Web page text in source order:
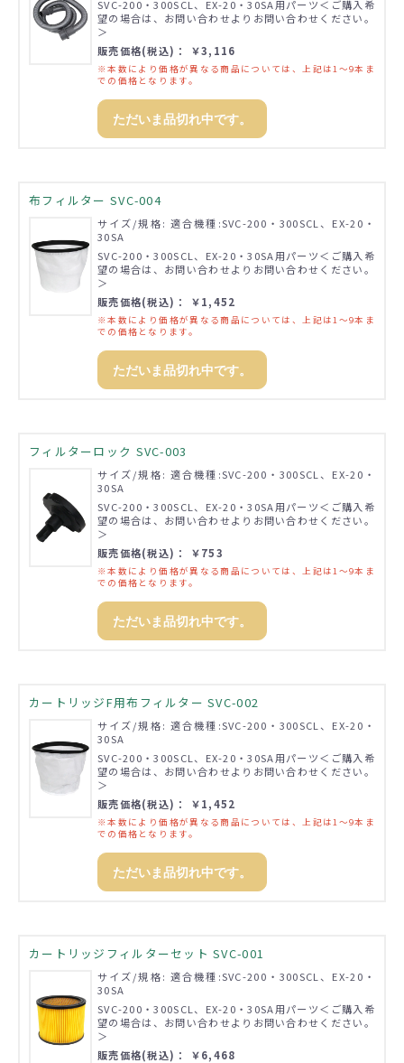
SVC-200・300SCL、EX-20・30SA用パーツ＜ご購入希
望の場合は、お問い合わせよりお問い合わせください。
＞
販売価格(税込)： ￥3,116
※本数により価格が異なる商品については、上記は1～9本ま
での価格となります。
ただいま品切れ中です。
布フィルター SVC-004
サイズ/規格: 適合機種:SVC-200・300SCL、EX-20・
30SA
SVC-200・300SCL、EX-20・30SA用パーツ＜ご購入希
望の場合は、お問い合わせよりお問い合わせください。
＞
販売価格(税込)： ￥1,452
※本数により価格が異なる商品については、上記は1～9本ま
での価格となります。
ただいま品切れ中です。
フィルターロック SVC-003
サイズ/規格: 適合機種:SVC-200・300SCL、EX-20・
30SA
SVC-200・300SCL、EX-20・30SA用パーツ＜ご購入希
望の場合は、お問い合わせよりお問い合わせください。
＞
販売価格(税込)： ￥753
※本数により価格が異なる商品については、上記は1～9本ま
での価格となります。
ただいま品切れ中です。
カートリッジF用布フィルター SVC-002
サイズ/規格: 適合機種:SVC-200・300SCL、EX-20・
30SA
SVC-200・300SCL、EX-20・30SA用パーツ＜ご購入希
望の場合は、お問い合わせよりお問い合わせください。
＞
販売価格(税込)： ￥1,452
※本数により価格が異なる商品については、上記は1～9本ま
での価格となります。
ただいま品切れ中です。
カートリッジフィルターセット SVC-001
サイズ/規格: 適合機種:SVC-200・300SCL、EX-20・
30SA
SVC-200・300SCL、EX-20・30SA用パーツ＜ご購入希
望の場合は、お問い合わせよりお問い合わせください。
＞
販売価格(税込)： ￥6,468